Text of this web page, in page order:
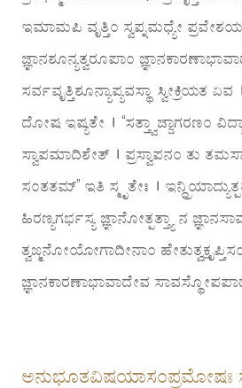
ಇಮಾಮಪಿ ವೃತ್ತಿಂ ಸ್ವಪ್ನಮಧ್ಯೇ
ಜ್ಞಾನಶೂನ್ಯತ್ವರೂಪಾಂ
ಸರ್ವವೃತ್ತಿಶೂನ್ಯಾಪ್ಯವಸ್ಥಾ ಸ್ವೀಕ್ರಿಯತ
ದೋಷ ಇಷ್ಯತೇ । “ಸತ್ತ್ವಾಜ್ಜಾಗರಣಂ
ಸ್ವಾಪಮಾದಿಶೇತ್ । ಪ್ರಸ್ವಾಪನಂ ತು
ಸಂತತಮ್” ಇತಿ ಸ್ಮೃತೇಃ ।
ಹಿರಣ್ಯಗರ್ಭಸ್ಯ ಜ್ಞಾನೋತ್ಪತ್ತ್ಯಾ ನ
ತ್ವಙ್ಮನೋಯೋಗಾದೀನಾಂ
ಜ್ಞಾನಕಾರಣಾಭಾವಾದೇವ
ಅನುಭೂತವಿಷಯಾಸಂಪ್ರಮೋಷಃ